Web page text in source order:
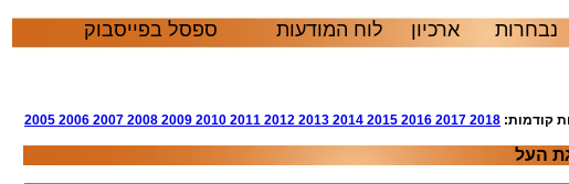
נבחרות ארכיון לוח המודעות ספסל בפייסבוק
קודמות: 2018
2017
2016
2015
2014
2013
2012
2011
2010
2009
2008
2007
2006
2005
העל